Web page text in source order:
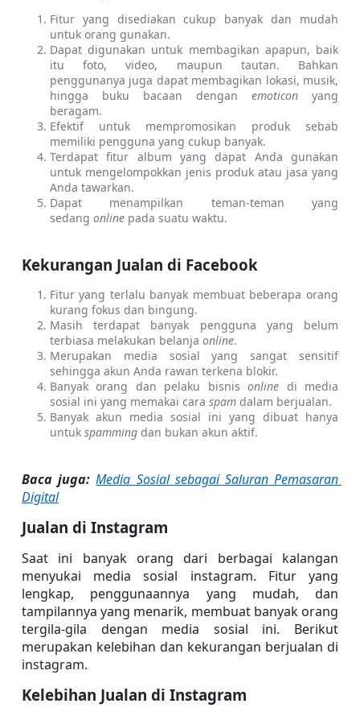
Fitur yang disediakan cukup banyak dan mudah
untuk orang gunakan.
Dapat digunakan untuk membagikan apapun, baik
itu foto, video, maupun tautan. Bahkan
penggunanya juga dapat membagikan lokasi, musik,
hingga buku bacaan dengan emoticon yang
beragam.
Efektif untuk mempromosikan produk sebab
memiliki pengguna yang cukup banyak.
Terdapat fitur album yang dapat Anda gunakan
untuk mengelompokkan jenis produk atau jasa yang
Anda tawarkan.
Dapat menampilkan teman-teman yang
sedang online pada suatu waktu.
Kekurangan Jualan di Facebook
Fitur yang terlalu banyak membuat beberapa orang
kurang fokus dan bingung.
Masih terdapat banyak pengguna yang belum
terbiasa melakukan belanja online.
Merupakan media sosial yang sangat sensitif
sehingga akun Anda rawan terkena blokir.
Banyak orang dan pelaku bisnis online di media
sosial ini yang memakai cara spam dalam berjualan.
Banyak akun media sosial ini yang dibuat hanya
untuk spamming dan bukan akun aktif.
Baca juga: Media Sosial sebagai Saluran Pemasaran
Digital
Jualan di Instagram
Saat ini banyak orang dari berbagai kalangan
menyukai media sosial instagram. Fitur yang
lengkap, penggunaannya yang mudah, dan
tampilannya yang menarik, membuat banyak orang
tergila-gila dengan media sosial ini. Berikut
merupakan kelebihan dan kekurangan berjualan di
instagram.
Kelebihan Jualan di Instagram